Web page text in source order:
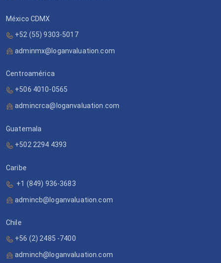
México CDMX
+52 (55) 9303-5017
adminmx@loganvaluation.com
Centroamérica
+506 4010-0565
admincrca@loganvaluation.com
Guatemala
+502 2294 4393
Caribe
+1 (849) 936-3683
admincb@loganvaluation.com
Chile
+56 (2) 2485 -7400
adminch@loganvaluation.com